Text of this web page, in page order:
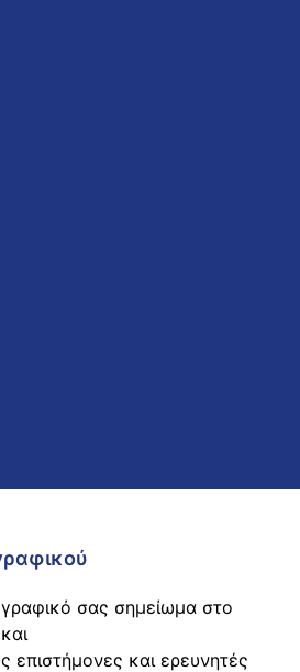
σας σημείωμα στο
επιστήμονες και ερευνητές